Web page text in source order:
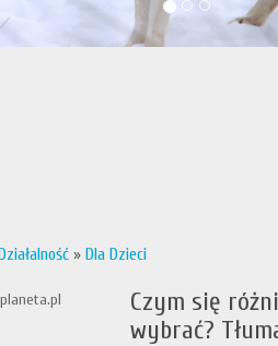
» Dla Dzieci
Czym się
wybrać?